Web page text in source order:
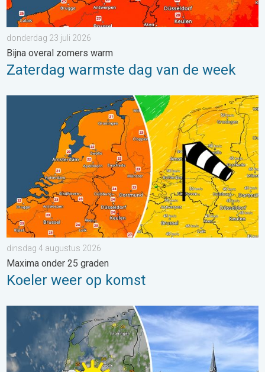
donderdag 23 juli 2026
Bijna overal zomers warm
Zaterdag warmste dag van de week
Koeler weer op komst. Maxima onder 25 graden. . . dinsdag
dinsdag 4 augustus 2026
Maxima onder 25 graden
Koeler weer op komst
Fraai zomerweer om eropuit te trekken. Weekendweer. . .